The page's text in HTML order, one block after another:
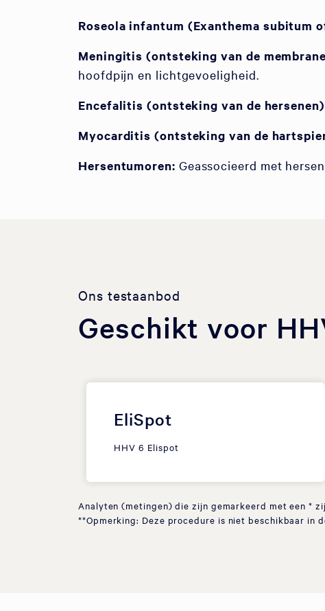
Roseola infantum (Exanthema subitum
Meningitis (ontsteking van de
hoofdpijn en lichtgevoeligheid.
Encefalitis (ontsteking van de
Myocarditis (ontsteking van de
Hersentumoren: Geassocieerd met
Ons testaanbod
Geschikt voor
EliSpot
HHV 6 Elispot
Analyten (metingen) die zijn gemarkeerd met een *
**Opmerking: Deze procedure is niet beschikbaar in